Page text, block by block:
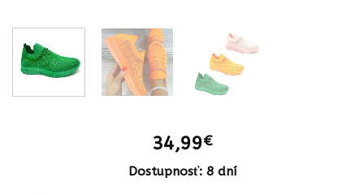
34,99€
Dostupnosť: 8 dní